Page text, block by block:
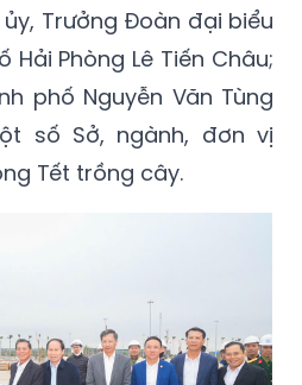
Trưởng Đoàn đại biểu
Phòng Lê Tiến Châu;
phố Nguyễn Văn Tùng
số Sở, ngành, đơn vị
Tết trồng cây.